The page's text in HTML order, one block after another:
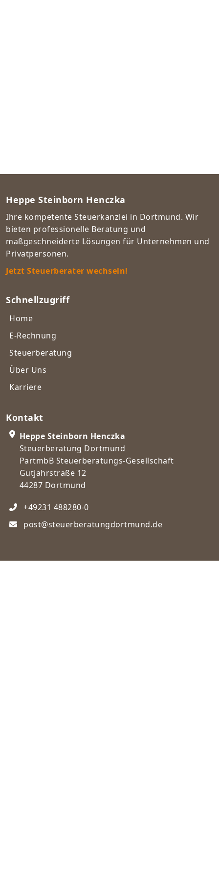
Heppe Steinborn Henczka
Ihre kompetente Steuerkanzlei in Dortmund. Wir
bieten professionelle Beratung und
maßgeschneiderte Lösungen für Unternehmen und
Privatpersonen.
Jetzt Steuerberater wechseln!
Schnellzugriff
Home
E-Rechnung
Steuerberatung
Über Uns
Karriere
Kontakt
Heppe Steinborn Henczka
Steuerberatung Dortmund
PartmbB Steuerberatungs-Gesellschaft
Gutjahrstraße 12
44287 Dortmund
+49231 488280-0
post@steuerberatungdortmund.de